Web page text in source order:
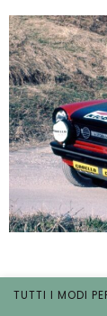
TUTTI I MODI